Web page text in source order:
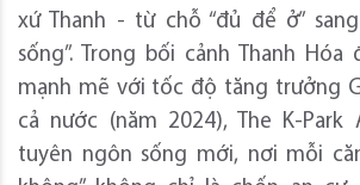
xứ Thanh - từ chỗ “đủ để ở”
sống”. Trong bối cảnh Thanh Hóa
mạnh mẽ với tốc độ tăng trưởng
cả nước (năm 2024), The K-Park
tuyên ngôn sống mới, nơi mỗi